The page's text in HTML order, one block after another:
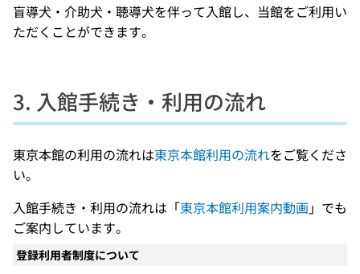
盲導犬・介助犬・聴導犬を伴って入館し、当館をご利用い
ただくことができます。
3. 入館手続き・利用の流れ
東京本館の利用の流れは東京本館利用の流れをご覧くださ
い。
入館手続き・利用の流れは「東京本館利用案内動画 」でも
ご案内しています。
登録利用者制度について